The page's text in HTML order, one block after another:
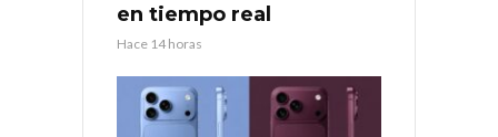
en tiempo real
Hace 14 horas